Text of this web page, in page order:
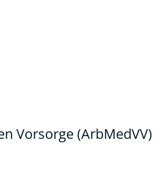
Vorsorge (ArbMedVV)